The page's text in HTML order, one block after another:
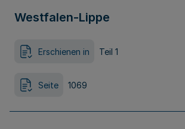
Westfalen-Lippe
Erschienen in Teil 1
Seite 1069